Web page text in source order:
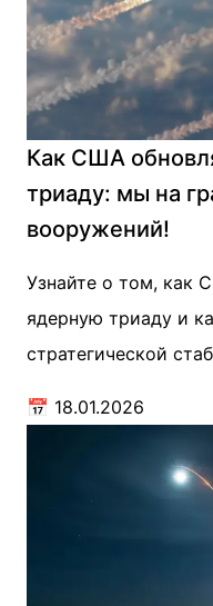
Как США
триаду: мы на
вооружений!
Узнайте о том, как
ядерную триаду и
стратегической
📅 18.01.2026